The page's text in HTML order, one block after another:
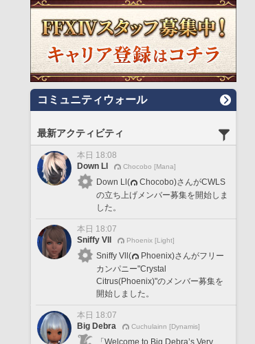
コミュニティウォール
最新アクティビティ
本日 18:08
Down Ll
Chocobo [Mana]
Down Ll(
Chocobo)さんがCWLS
の立ち上げメンバー募集を開始しま
した。
本日 18:07
Sniffy Vll
Phoenix [Light]
Sniffy Vll(
Phoenix)さんがフリー
カンパニー"Crystal
Citrus(Phoenix)"のメンバー募集を
開始しました。
本日 18:07
Big Debra
Cuchulainn [Dynamis]
「Welcome to Big Debra’s Very